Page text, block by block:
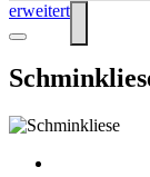
erweitert